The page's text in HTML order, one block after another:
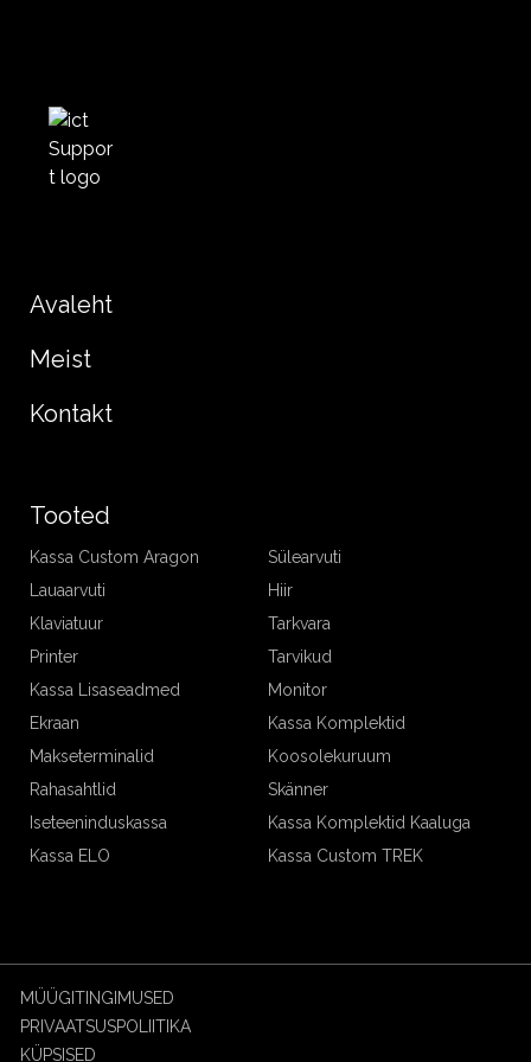
Avaleht
Meist
Kontakt
Tooted
Kassa Custom Aragon
Sülearvuti
Lauaarvuti
Hiir
Klaviatuur
Tarkvara
Printer
Tarvikud
Kassa Lisaseadmed
Monitor
Ekraan
Kassa Komplektid
Makseterminalid
Koosolekuruum
Rahasahtlid
Skänner
Iseteeninduskassa
Kassa Komplektid Kaaluga
Kassa ELO
Kassa Custom TREK
MÜÜGITINGIMUSED
PRIVAATSUSPOLIITIKA
KÜPSISED